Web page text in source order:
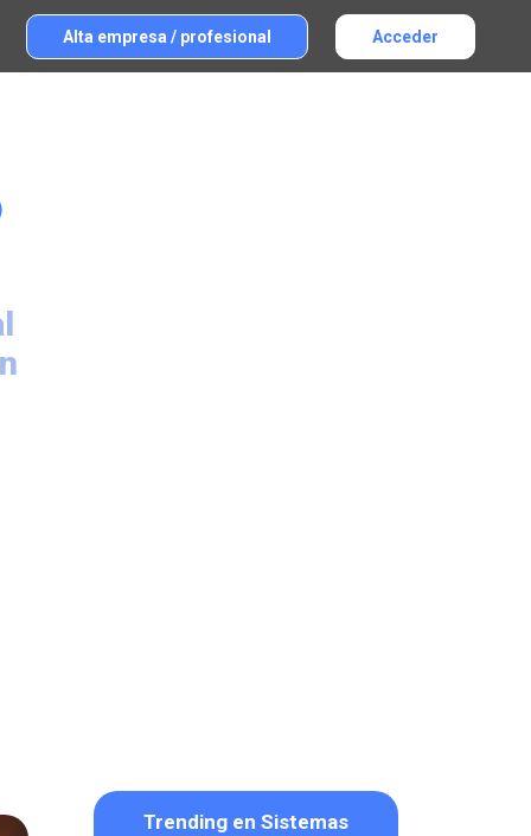
Alta empresa / profesional Acceder
Trending en Sistemas